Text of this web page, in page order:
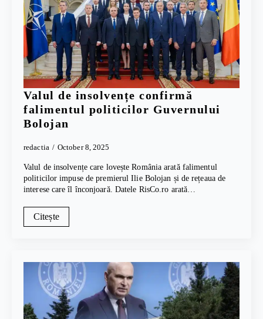
Valul de insolvențe confirmă
falimentul politicilor Guvernului
Bolojan
redactia October 8, 2025
Valul de insolvențe care lovește România arată falimentul
politicilor impuse de premierul Ilie Bolojan și de rețeaua de
interese care îl înconjoară. Datele RisCo.ro arată…
Citește